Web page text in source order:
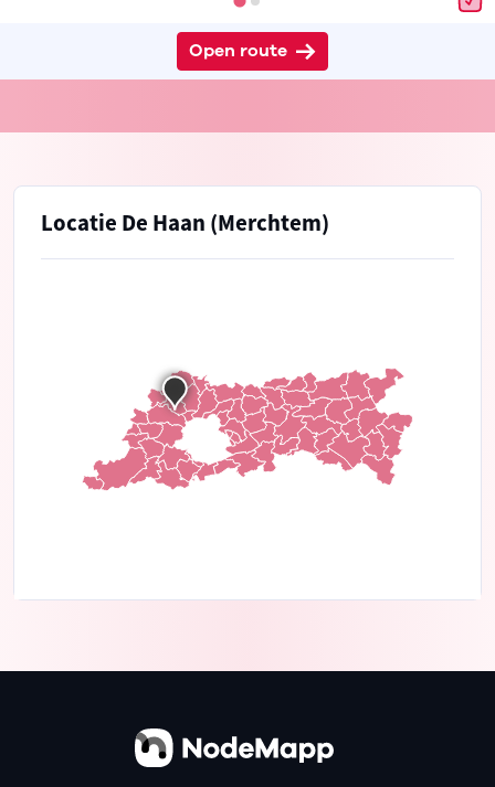
Open route
Locatie De Haan (Merchtem)